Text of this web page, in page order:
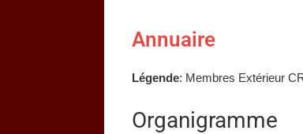
Annuaire
Légende: Membres Extérieur
Organigramme